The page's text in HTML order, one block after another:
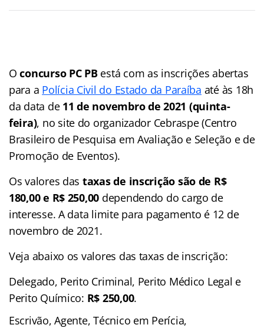
Oconcurso PC PBestá com as inscrições abertas
para a Polícia Civil do Estado da Paraíba até às 18h
da data de 11 de novembro de 2021 (quinta-
feira), no site do organizador Cebraspe (Centro
Brasileiro de Pesquisa em Avaliação e Seleção e de
Promoção de Eventos).
Os valores das taxas de inscrição são de R$
180,00 e R$ 250,00 dependendo do cargo de
interesse. A data limite para pagamento é 12 de
novembro de 2021.
Veja abaixo os valores das taxas de inscrição:
Delegado, Perito Criminal, Perito Médico Legal e
Perito Químico: R$ 250,00.
Escrivão, Agente, Técnico em Perícia,